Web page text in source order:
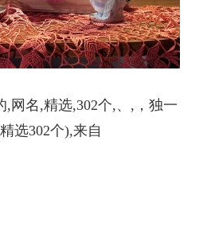
网名,精选,302个,、,，独一
选302个),来自